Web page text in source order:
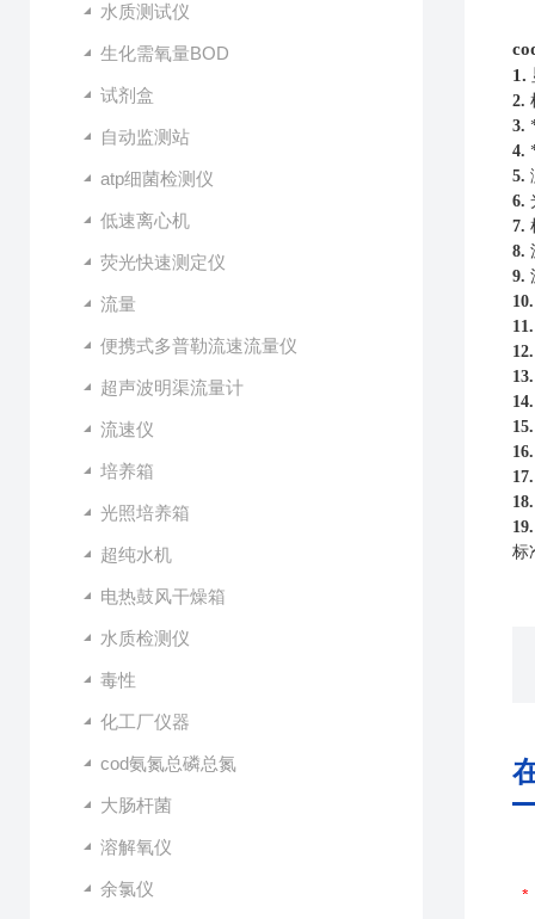
水质测试仪
生化需氧量BOD
试剂盒
自动监测站
atp细菌检测仪
低速离心机
荧光快速测定仪
流量
便携式多普勒流速流量仪
超声波明渠流量计
流速仪
培养箱
光照培养箱
超纯水机
电热鼓风干燥箱
水质检测仪
毒性
化工厂仪器
cod氨氮总磷总氮
大肠杆菌
溶解氧仪
余氯仪
1.
2.
3.
4.
5.
6.
7.
8.
9.
标